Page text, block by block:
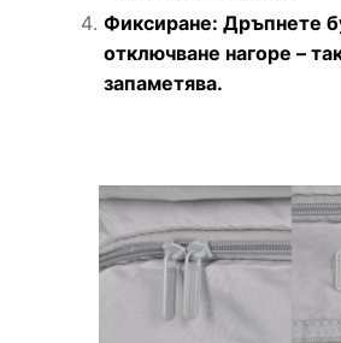
Фиксиране: Дръпнете
отключване нагоре –
запаметява.